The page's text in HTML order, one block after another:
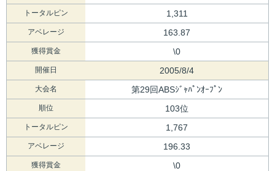
トータルピン 1,311
アベレージ 163.87
獲得賞金 \0
開催日 2005/8/4
大会名 第29回ABSｼﾞｬﾊﾟﾝｵｰﾌﾟﾝ
順位 103位
トータルピン 1,767
アベレージ 196.33
獲得賞金 \0